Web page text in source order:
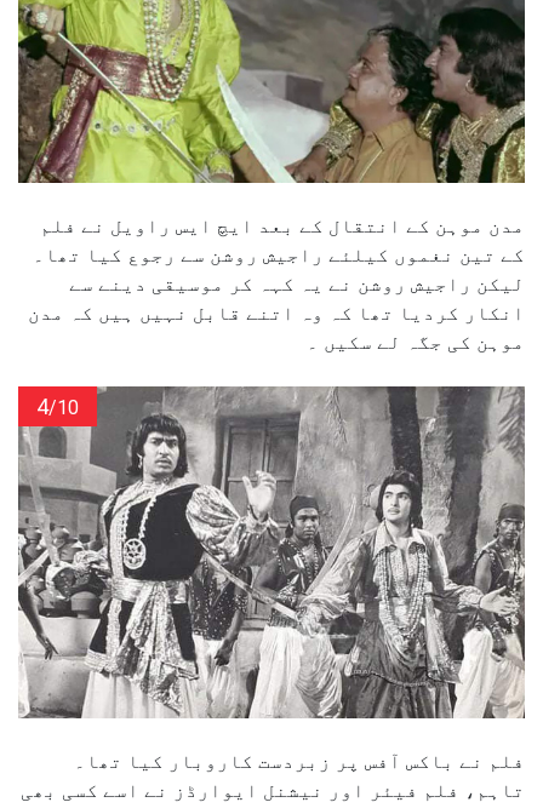
مدن موہن کے انتقال کے بعد ایچ ایس راویل نے فلم
کے تین نغموں کیلئے راجیش روشن سے رجوع کیا تھا۔
لیکن راجیش روشن نے یہ کہہ کر موسیقی دینے سے
انکار کردیا تھا کہ وہ اتنے قابل نہیں ہیں کہ مدن
موہن کی جگہ لے سکیں ۔
4/10
فلم نے باکس آفس پر زبردست کاروبار کیا تھا۔
تاہم، فلم فیئر اور نیشنل ایوارڈز نے اسے کسی بھی